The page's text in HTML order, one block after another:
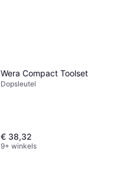
Wera Compact Toolset
Dopsleutel
€ 38,32
9+ winkels